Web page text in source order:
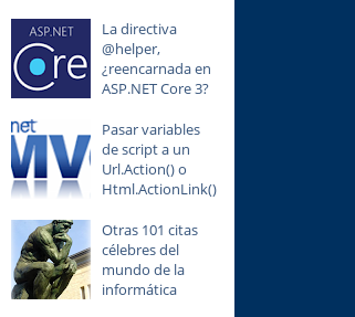
La directiva
@helper,
¿reencarnada en
ASP.NET Core 3?
Pasar variables
de script a un
Url.Action() o
Html.ActionLink()
Otras 101 citas
célebres del
mundo de la
informática